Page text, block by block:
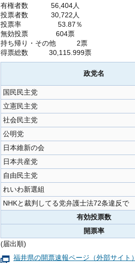
有権者数 56,404人
投票者数 30,722人
投票率 53.87％
無効投票 604票
持ち帰り・その他 2票
得票総数 30,115.999票
政党名
国民民主党
立憲民主党
社会民主党
公明党
日本維新の会
日本共産党
自由民主党
れいわ新選組
NHKと裁判してる党弁護士法72条違反で
有効投票数
開票率
(届出順)
福井県の開票速報ページ（外部サイト）